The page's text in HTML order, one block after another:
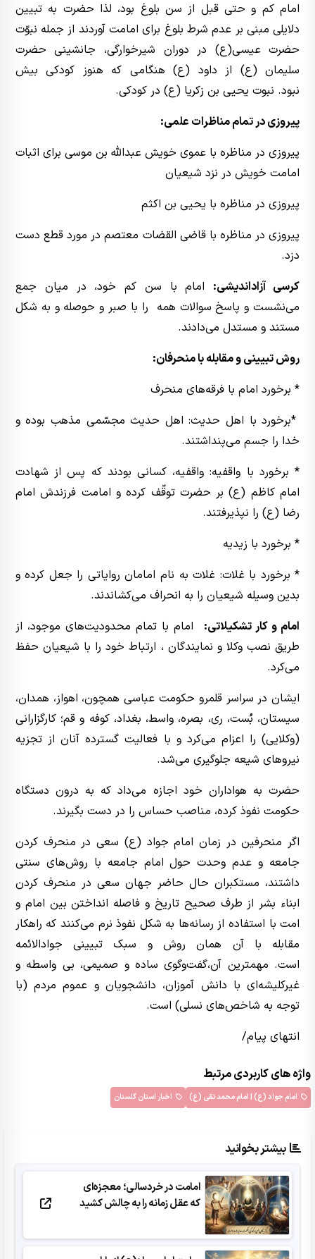
امام کم و حتی قبل از سن بلوغ بود، لذا حضرت به تبیین
دلایلی مبنی بر عدم شرط بلوغ برای امامت آوردند از جمله نبوّت
حضرت عیسى(ع) در دوران شیرخوارگی، جانشینى حضرت
سلیمان (ع) از داود (ع) هنگامى که هنوز کودکى بیش
نبود. نبوت یحیى بن زکریا (ع) در کودکی.
پیروزی در تمام‌ مناظرات علمی:
پیروزی در مناظره با عموی خویش عبدالله بن موسی برای اثبات
امامت خویش در نزد شیعیان
پیروزی در مناظره با یحیی بن اکثم
پیروزی در مناظره با قاضی القضات معتصم در مورد قطع دست
دزد.
کرسی آزاداندیشی: امام با سن کم خود، در میان جمع
می‌نشست و پاسخ سوالات همه را با صبر و حوصله و به شکل
مستند و مستدل می‌دادند.
روش تبیینی و مقابله با منحرفان:
* برخورد امام با فرقه‌های منحرف
*برخورد با اهل حدیث: اهل حدیث مجسّمى مذهب بوده و
خدا را جسم مى‌پنداشتند.
* برخورد با واقفیه: واقفیه، کسانى بودند که پس از شهادت
امام کاظم (ع) بر حضرت توقّف کرده و امامت فرزندش امام
رضا (ع) را نپذیرفتند.
* برخورد با زیدیه
* برخورد با غلات: غلات به نام امامان روایاتى را جعل کرده و
بدین وسیله شیعیان را به انحراف مى‌کشاندند.
امام و کار تشکیلاتی: امام با تمام محدودیت‌هاى موجود، از
طریق نصب وکلا و نمایندگان ، ارتباط خود را با شیعیان حفظ
مى‌کرد.
ایشان در سراسر قلمرو حکومت عباسى همچون، اهواز، همدان،
سیستان، بُست، رى، بصره، واسط، بغداد، کوفه و قم؛ کارگزارانى
(وکلایى) را اعزام مى‌کرد و با فعالیت گسترده آنان از تجزیه
نیروهاى شیعه جلوگیرى مى‌شد.
حضرت به هواداران خود اجازه مى‌داد که به درون دستگاه
حکومت نفوذ کرده، مناصب حساس را در دست بگیرند.
اگر منحرفین در زمان امام جواد (ع) سعی در منحرف کردن
جامعه و عدم وحدت حول امام جامعه با روش‌های سنتی
داشتند، مستکبران حال حاضر جهان سعی در منحرف کردن
ابناء بشر از طرف صحیح تاریخ و فاصله انداختن بین امام و
امت با استفاده از رسانه‌ها به شکل نفوذ نرم می‌کنند که راهکار
مقابله با آن همان روش و سبک تبیینی جوادالائمه
است. مهمترین آن،گفت‌وگوی ساده و صمیمی، بی واسطه و
غیرکلیشه‌ای با دانش آموزان، دانشجویان و عموم مردم (با
توجه به شاخص‌های نسلی) است.
انتهای پیام/
واژه های کاربردی مرتبط
امام جواد (ع) | امام محمد تقي (ع) اخبار استان گلستان
بیشتر بخوانید
امامت در خردسالی؛ معجزه‌ای
که عقل زمانه را به چالش کشید